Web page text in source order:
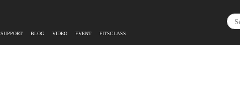
SUPPORT BLOG VIDEO EVENT FITSCLASS